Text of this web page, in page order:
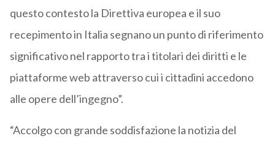
questo contesto la Direttiva europea e il suo
recepimento in Italia segnano un punto di riferimento
significativo nel rapporto tra i titolari dei diritti e le
piattaforme web attraverso cui i cittadini accedono
alle opere dell’ingegno”.
“Accolgo con grande soddisfazione la notizia del